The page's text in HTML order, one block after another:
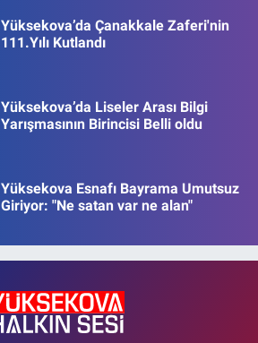
Yüksekova’da Çanakkale Zaferi'nin
111.Yılı Kutlandı
Yüksekova’da Liseler Arası Bilgi
Yarışmasının Birincisi Belli oldu
Yüksekova Esnafı Bayrama Umutsuz
Giriyor: "Ne satan var ne alan"